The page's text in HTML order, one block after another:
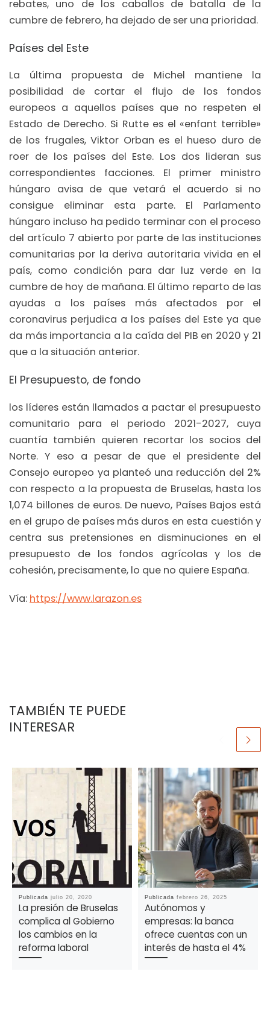
rebates, uno de los caballos de batalla de la
cumbre de febrero, ha dejado de ser una prioridad.
Países del Este
La última propuesta de Michel mantiene la
posibilidad de cortar el flujo de los fondos
europeos a aquellos países que no respeten el
Estado de Derecho. Si Rutte es el «enfant terrible»
de los frugales, Viktor Orban es el hueso duro de
roer de los países del Este. Los dos lideran sus
correspondientes facciones. El primer ministro
húngaro avisa de que vetará el acuerdo si no
consigue eliminar esta parte. El Parlamento
húngaro incluso ha pedido terminar con el proceso
del artículo 7 abierto por parte de las instituciones
comunitarias por la deriva autoritaria vivida en el
país, como condición para dar luz verde en la
cumbre de hoy de mañana. El último reparto de las
ayudas a los países más afectados por el
coronavirus perjudica a los países del Este ya que
da más importancia a la caída del PIB en 2020 y 21
que a la situación anterior.
El Presupuesto, de fondo
los líderes están llamados a pactar el presupuesto
comunitario para el periodo 2021-2027, cuya
cuantía también quieren recortar los socios del
Norte. Y eso a pesar de que el presidente del
Consejo europeo ya planteó una reducción del 2%
con respecto a la propuesta de Bruselas, hasta los
1,074 billones de euros. De nuevo, Países Bajos está
en el grupo de países más duros en esta cuestión y
centra sus pretensiones en disminuciones en el
presupuesto de los fondos agrícolas y los de
cohesión, precisamente, lo que no quiere España.
Vía: https://www.larazon.es
TAMBIÉN TE PUEDE
INTERESAR
Publicada julio 20, 2020
La presión de Bruselas
complica al Gobierno
los cambios en la
reforma laboral
Publicada febrero 26, 2025
Autónomos y
empresas: la banca
ofrece cuentas con un
interés de hasta el 4%